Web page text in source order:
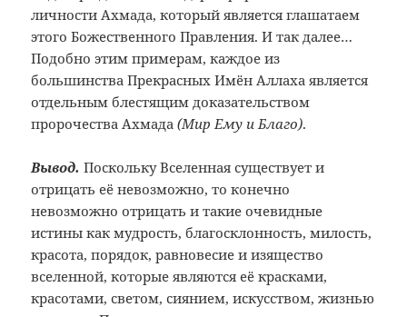
личности Ахмада, который является глашатаем
этого Божественного Правления. И так далее…
Подобно этим примерам, каждое из
большинства Прекрасных Имён Аллаха является
отдельным блестящим доказательством
пророчества Ахмада(Мир Ему и Благо).
Вывод. Поскольку Вселенная существует и
отрицать её невозможно, то конечно
невозможно отрицать и такие очевидные
истины как мудрость, благосклонность, милость,
красота, порядок, равновесие и изящество
вселенной, которые являются её красками,
красотами, светом, сиянием, искусством, жизнью